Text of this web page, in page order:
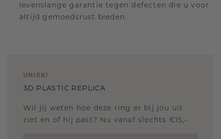
levenslange garantie tegen defecten die u voor
altijd gemoedsrust bieden.
UNIEK!
3D PLASTIC REPLICA
Wil jij weten hoe deze ring er bij jou uit
ziet en of hij past? Nu vanaf slechts €15,-